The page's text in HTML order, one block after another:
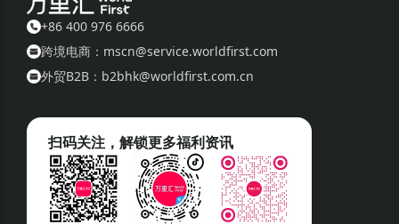
+86 400 976 6666
跨境电商：mscn@service.worldfirst.com
外贸B2B：b2bhk@worldfirst.com.cn
扫码关注，解锁更多福利资讯